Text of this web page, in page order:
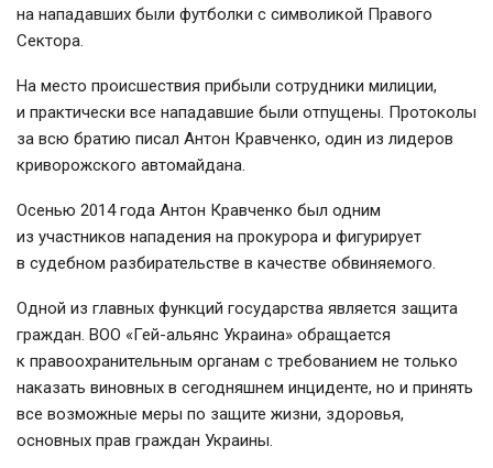
на нападавших были футболки с символикой Правого
Сектора.
На место происшествия прибыли сотрудники милиции,
и практически все нападавшие были отпущены. Протоколы
за всю братию писал Антон Кравченко, один из лидеров
криворожского автомайдана.
Осенью 2014 года Антон Кравченко был одним
из участников нападения на прокурора и фигурирует
в судебном разбирательстве в качестве обвиняемого.
Одной из главных функций государства является защита
граждан. ВОО «Гей-альянс Украина» обращается
к правоохранительным органам с требованием не только
наказать виновных в сегодняшнем инциденте, но и принять
все возможные меры по защите жизни, здоровья,
основных прав граждан Украины.